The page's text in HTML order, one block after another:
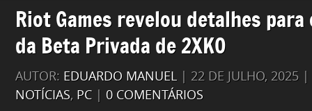
Riot Games revelou detalhes
da Beta Privada de 2XKO
AUTOR: EDUARDO MANUEL | 22 DE JULHO, 2025
NOTÍCIAS, PC 0 COMENTÁRIOS